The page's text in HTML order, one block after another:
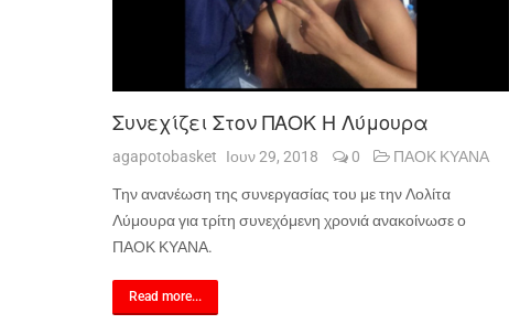
Συνεχίζει Στον ΠΑΟΚ Η Λύμουρα
agapotobasket Ιουν 29, 2018 0 ΠΑΟΚ ΚΥΑΝΑ
Την ανανέωση της συνεργασίας του με την Λολίτα
Λύμουρα για τρίτη συνεχόμενη χρονιά ανακοίνωσε ο
ΠΑΟΚ ΚΥΑΝΑ.
Read more...